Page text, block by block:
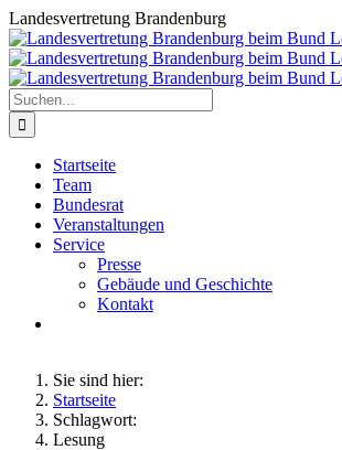
Zum
Inhalt
springen
Landesvertretung Brandenburg
Suche
nach:
Startseite
Team
Bundesrat
Veranstaltungen
Service
Presse
Gebäude und Geschichte
Kontakt
Sie sind hier:
Startseite
Schlagwort:
Lesung